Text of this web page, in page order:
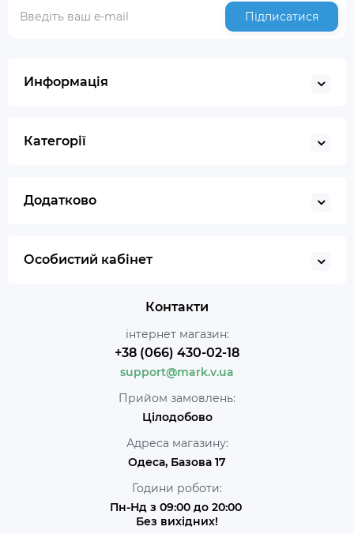
Підписатися
Информація
Категорії
Додатково
Особистий кабінет
Контакти
інтернет магазин:
+38 (066) 430-02-18
support@mark.v.ua
Прийом замовлень:
Цілодобово
Адреса магазину:
Одеса, Базова 17
Години роботи:
Пн-Нд з 09:00 до 20:00
Без вихідних!